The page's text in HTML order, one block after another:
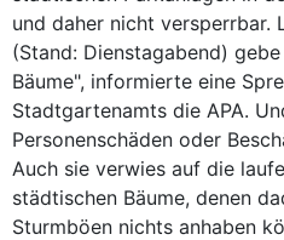
und daher nicht versperrbar.
(Stand: Dienstagabend)
Bäume", informierte eine
Stadtgartenamts die APA.
Personenschäden oder
Auch sie verwies auf die
städtischen Bäume, denen
Sturmböen nichts anhaben